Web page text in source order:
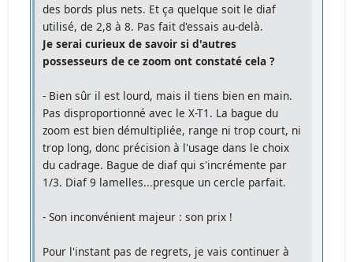
des bords plus nets. Et ça quelque soit le diaf
utilisé, de 2,8 à 8. Pas fait d'essais au-delà.
Je serai curieux de savoir si d'autres
possesseurs de ce zoom ont constaté cela ?
- Bien sûr il est lourd, mais il tiens bien en main.
Pas disproportionné avec le X-T1. La bague du
zoom est bien démultipliée, range ni trop court, ni
trop long, donc précision à l'usage dans le choix
du cadrage. Bague de diaf qui s'incrémente par
1/3. Diaf 9 lamelles...presque un cercle parfait.
- Son inconvénient majeur : son prix !
Pour l'instant pas de regrets, je vais continuer à